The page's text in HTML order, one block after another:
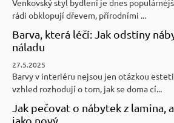
Venkovský styl bydlení je dnes
rádi obklopují dřevem, přírodními ...
Barva, která léčí: Jak odstíny
náladu
27.5.2025
Barvy v interiéru nejsou jen otázkou
vzhled rozhodují o tom, jak se doma cí...
Jak pečovat o nábytek z lamina,
jako nový